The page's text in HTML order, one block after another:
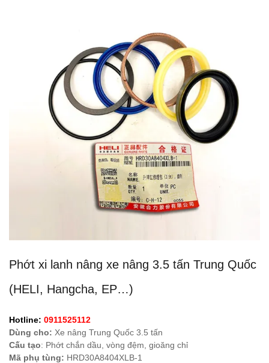
Phớt xi lanh nâng xe nâng 3.5 tấn Trung Quốc
(HELI, Hangcha, EP…)
Hotline: 0911525112
Dùng cho: Xe nâng Trung Quốc 3.5 tấn
Cấu tạo: Phớt chắn dầu, vòng đệm, gioăng chỉ
Mã phụ tùng: HRD30A8404XLB-1